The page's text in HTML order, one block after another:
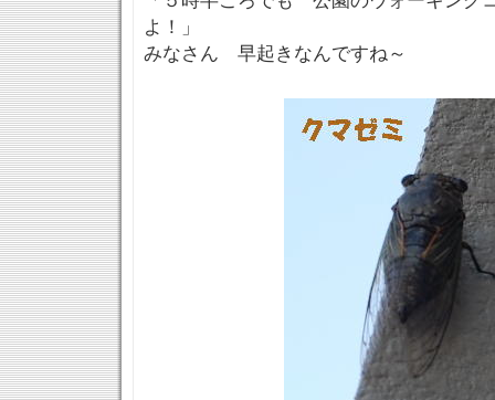
よ！」
みなさん 早起きなんですね～